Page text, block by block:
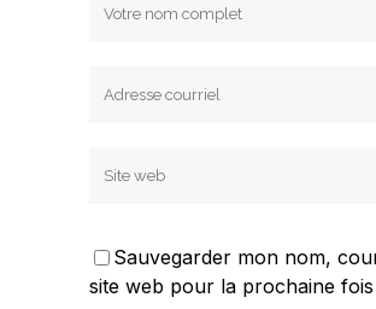
Sauvegarder mon nom,
site web pour la prochaine